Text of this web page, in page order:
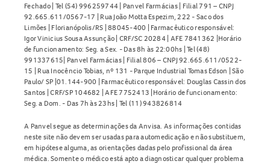
Fechado | Tel (54) 996259744 | Panvel Farmácias | Filial 791 – CNPJ
92.665.611/0567-17 | Rua João Motta Espezim, 222 - Saco dos
Limões | Florianópolis/RS | 88045-400 | Farmacêutico responsável:
Igor Vinicius Sousa Assunção | CRF/SC 20284 | AFE 7841362 |Horário
de funcionamento: Seg. a Sex. - Das 8h às 22:00hs | Tel (48)
991337615| Panvel Farmácias | Filial 806 – CNPJ 92.665.611/0522-
15 | Rua Inocêncio Tobias, nº 131 - Parque Industrial Tomas Edson | São
Paulo/ SP |01.144-900 | Farmacêutico responsável: Douglas Cassin dos
Santos | CRF/SP 104682 | AFE 7752413 |Horário de funcionamento:
Seg. a Dom. - Das 7h às 23hs | Tel (11) 943826814
A Panvel segue as determinações da Anvisa. As informações contidas
neste site não devem ser usadas para automedicação e não substituem,
em hipótese alguma, as orientações dadas pelo profissional da área
médica. Somente o médico está apto a diagnosticar qualquer problema